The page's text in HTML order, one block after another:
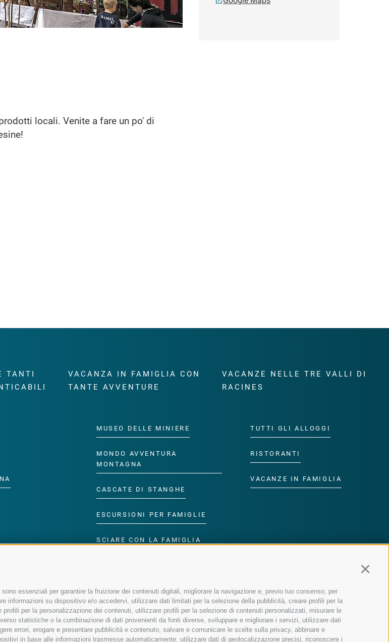
essenziali per garantire la fruizione dei contenuti digitali, migliorare la navigazione e, previo tuo consenso, per
informazioni su dispositivo e/o accedervi, utilizzare dati limitati per la selezione della pubblicità, creare profili per la
per la personalizzazione dei contenuti, utilizzare profili per la selezione di contenuti personalizzati, misurare le
statistiche o la combinazione di dati provenienti da fonti diverse, sviluppare e migliorare i servizi, utilizzare dati
errori, erogare e presentare pubblicità e contenuto, salvare e comunicare le scelte sulla privacy, abbinare e
in base alle informazioni trasmesse automaticamente, utilizzare dati di geolocalizzazione precisi, riconoscere i
locali. Venite a fare un po' di
TANTI
VACANZA IN FAMIGLIA CON
TANTE AVVENTURE
MUSEO DELLE MINIERE
MONDO AVVENTURA
MONTAGNA
CASCATE DI STANGHE
ESCURSIONI PER FAMIGLIE
SCIARE CON LA FAMIGLIA
VACANZE NELLE TRE VALLI DI
RACINES
TUTTI GLI ALLOGGI
RISTORANTI
VACANZE IN FAMIGLIA